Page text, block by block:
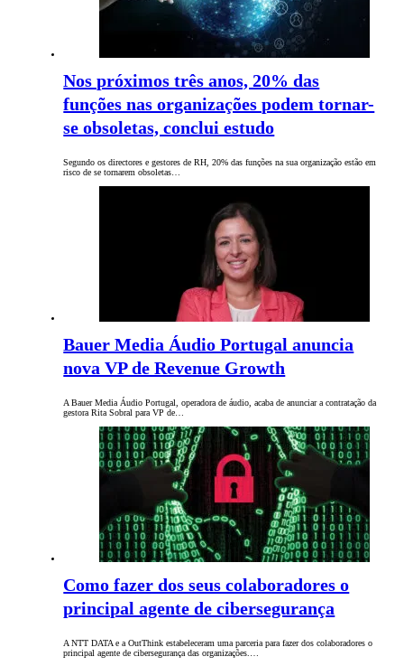
Nos próximos três anos, 20% das
funções nas organizações podem tornar-
se obsoletas, conclui estudo
Segundo os directores e gestores de RH, 20% das funções na sua organização estão em
risco de se tornarem obsoletas…
Bauer Media Áudio Portugal anuncia
nova VP de Revenue Growth
A Bauer Media Áudio Portugal, operadora de áudio, acaba de anunciar a contratação da
gestora Rita Sobral para VP de…
Como fazer dos seus colaboradores o
principal agente de cibersegurança
A NTT DATA e a OutThink estabeleceram uma parceria para fazer dos colaboradores o
principal agente de cibersegurança das organizações.…